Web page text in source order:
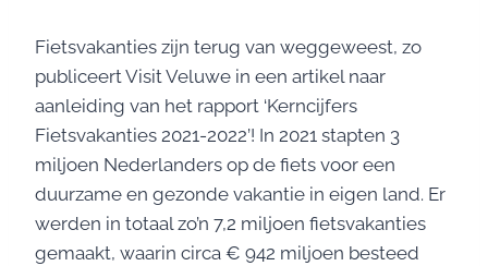
Fietsvakanties zijn terug van weggeweest, zo
publiceert Visit Veluwe in een artikel naar
aanleiding van het rapport ‘Kerncijfers
Fietsvakanties 2021-2022’! In 2021 stapten 3
miljoen Nederlanders op de fiets voor een
duurzame en gezonde vakantie in eigen land. Er
werden in totaal zo’n 7,2 miljoen fietsvakanties
gemaakt, waarin circa € 942 miljoen besteed